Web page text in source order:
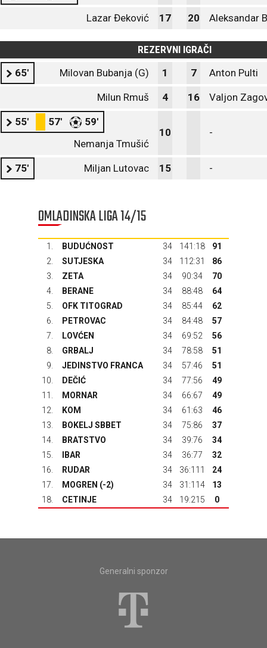
Lazar Đeković 17 20 Aleksandar
REZERVNI IGRAČI
65'
Milovan Bubanja (G) 1 7 Anton Pulti
Milun Rmuš 4 16 Valjon
55' 57'
59'
Nemanja Tmušić
10 -
75' Miljan Lutovac 15 -
OMLADINSKA LIGA 14/15
1. BUDUĆNOST 34 141:18
91
2.
SUTJESKA 34 112:31
86
3.
ZETA 34 90:34
70
4.
BERANE 34 88:48
64
5.
OFK TITOGRAD 34 85:44
62
6.
PETROVAC 34 84:48
57
7.
LOVĆEN 34 69:52
56
8.
GRBALJ 34 78:58
51
9.
JEDINSTVO FRANCA 34 57:46
51
10.
DEČIĆ 34 77:56
49
11.
MORNAR 34 66:67
49
12.
KOM 34 61:63
46
13.
BOKELJ SBBET 34 75:86
37
14.
BRATSTVO 34 39:76
34
15.
IBAR 34 36:77
32
16.
RUDAR 34 36:111
24
17.
MOGREN (-2) 34 31:114
13
18.
CETINJE 34 19:215 0
Generalni sponzor